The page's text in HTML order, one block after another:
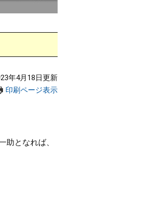
年4月18日更新
印刷ページ表示
となれば、